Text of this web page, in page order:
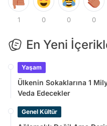
1 0 0 0
En Yeni
Yaşam
Ülkenin Sokaklarına 1
Veda Edecekler
Genel Kültür